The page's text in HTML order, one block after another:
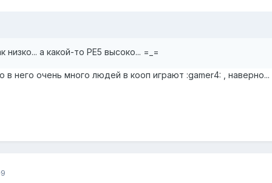
а какой-то РЕ5 высоко... =_=
в него очень много людей в кооп играют :gamer4: , наверно...